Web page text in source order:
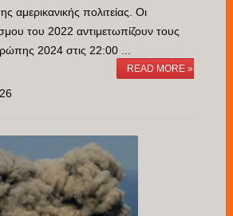
αμερικανικής πολιτείας. Οι
του 2022 αντιμετωπίζουν τους
2024 στις 22:00 ...
READ MORE »